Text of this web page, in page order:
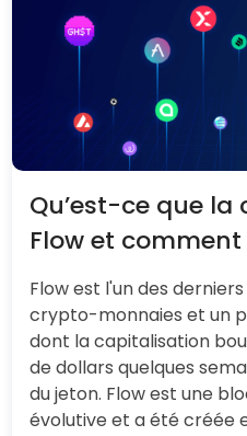
Qu’est-ce que
Flow et
Flow est l'un des
crypto-monnaies et un
dont la capitalisation
de dollars quelques
du jeton. Flow est une
évolutive et a été créée